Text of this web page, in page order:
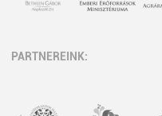
PARTNEREINK: